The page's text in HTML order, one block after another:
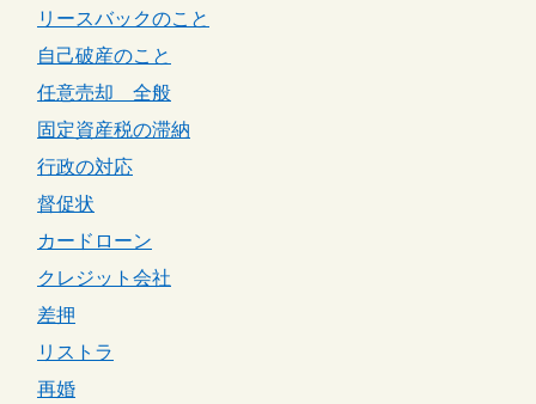
リースバックのこと
自己破産のこと
任意売却 全般
固定資産税の滞納
行政の対応
督促状
カードローン
クレジット会社
差押
リストラ
再婚